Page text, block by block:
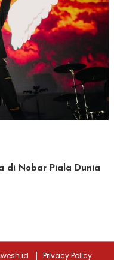
di Nobar Piala Dunia
Privacy Policy